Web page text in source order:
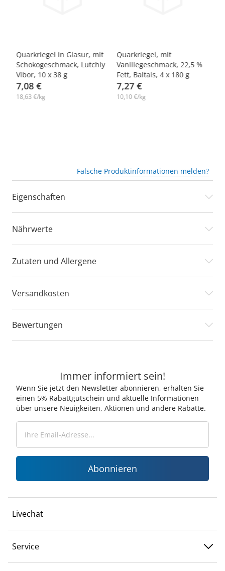
-10%
Quarkriegel in Glasur, mit
Schokogeschmack, Lutchiy
Vibor, 10 х 38 g
7,08 €
18,63 €/kg
-7%
Quarkriegel, mit
Vanillegeschmack, 22,5 %
Fett, Baltais, 4 х 180 g
7,27 €
10,10 €/kg
Falsche Produktinformationen melden?
Eigenschaften
Nährwerte
Zutaten und Allergene
Versandkosten
Bewertungen
Immer informiert sein!
Wenn Sie jetzt den Newsletter abonnieren, erhalten Sie
einen 5% Rabattgutschein und aktuelle Informationen
über unsere Neuigkeiten, Aktionen und andere Rabatte.
Abonnieren
Livechat
Service